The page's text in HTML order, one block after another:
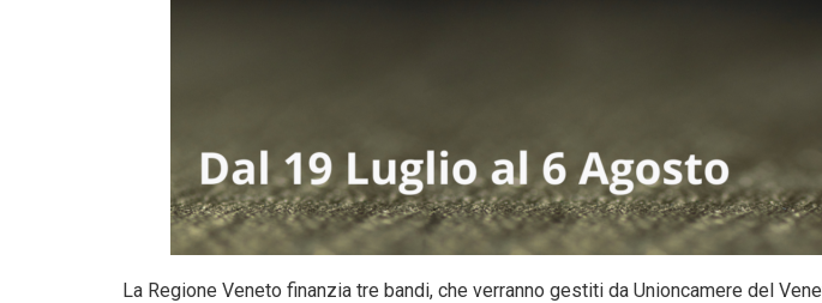
La Regione Veneto finanzia tre bandi, che verranno gestiti da Unioncamere del